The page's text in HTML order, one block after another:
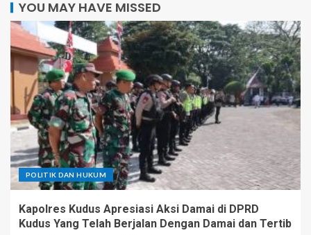
YOU MAY HAVE MISSED
POLITIK DAN HUKUM
Kapolres Kudus Apresiasi Aksi Damai di DPRD
Kudus Yang Telah Berjalan Dengan Damai dan Tertib